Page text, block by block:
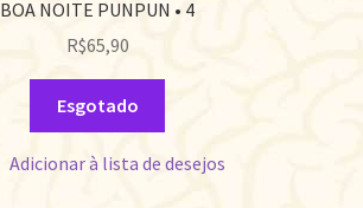
BOA NOITE PUNPUN • 4
R$65,90
Esgotado
Adicionar à lista de desejos